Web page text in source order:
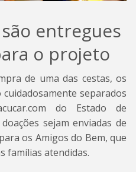
entregues
o projeto
de uma das cestas, os
separados
do Estado de
sejam enviadas de
os Amigos do Bem, que
famílias atendidas.